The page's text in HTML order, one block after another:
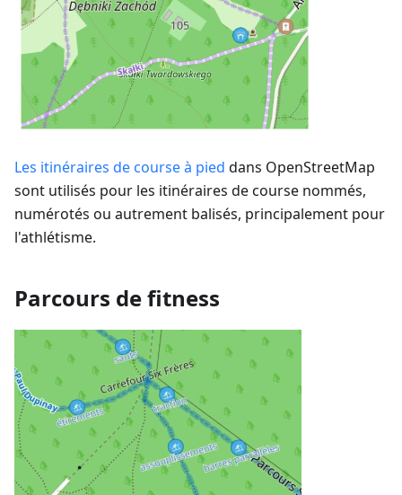
Les itinéraires de course à pied dans OpenStreetMap
sont utilisés pour les itinéraires de course nommés,
numérotés ou autrement balisés, principalement pour
l'athlétisme.
Parcours de fitness